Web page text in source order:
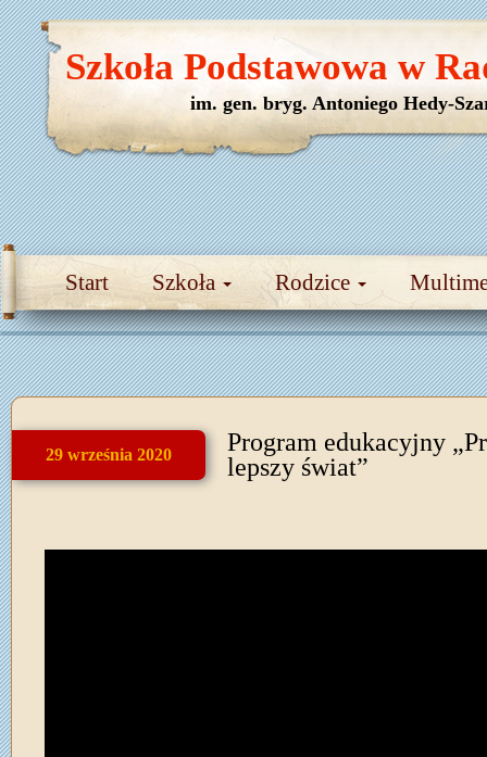
Start Szkoła Rodzice
Szkoła Podstawowa w
im. gen. bryg. Antoniego Hedy-
29 września 2020
Program edukacyjny
lepszy świat”